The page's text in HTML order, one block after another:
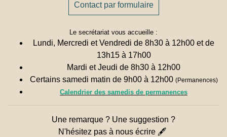
Contact par formulaire
Le secrétariat vous accueille :
Lundi, Mercredi et Vendredi de 8h30 à 12h00 et de
13h15 à 17h00
Mardi et Jeudi de 8h30 à 12h00
Certains samedi matin de 9h00 à 12h00 (Permanences)
Calendrier des samedis de permanences
Une remarque ? Une suggestion ?
N'hésitez pas à nous écrire 🖋